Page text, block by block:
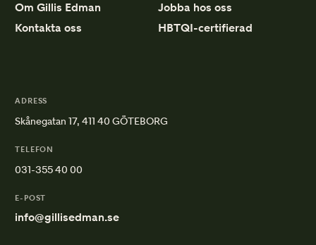
Om Gillis Edman
Jobba hos oss
Kontakta oss
HBTQI-certifierad
ADRESS
Skånegatan 17, 411 40 GÖTEBORG
TELEFON
031-355 40 00
E-POST
info@gillisedman.se